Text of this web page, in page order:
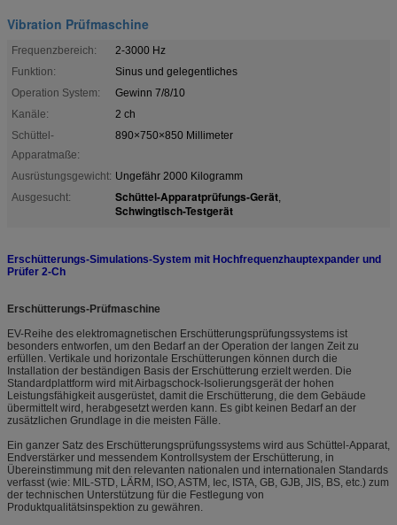
Vibration Prüfmaschine
Frequenzbereich:
2-3000 Hz
Funktion:
Sinus und gelegentliches
Operation System:
Gewinn 7/8/10
Kanäle:
2 ch
Schüttel-
Apparatmaße:
890×750×850 Millimeter
Ausrüstungsgewicht: Ungefähr 2000 Kilogramm
Ausgesucht:
Schüttel-Apparatprüfungs-Gerät,
Schwingtisch-Testgerät
Erschütterungs-Simulations-System mit Hochfrequenzhauptexpander und
Prüfer 2-Ch
Erschütterungs-Prüfmaschine
EV-Reihe des elektromagnetischen Erschütterungsprüfungssystems ist
besonders entworfen, um den Bedarf an der Operation der langen Zeit zu
erfüllen. Vertikale und horizontale Erschütterungen können durch die
Installation der beständigen Basis der Erschütterung erzielt werden. Die
Standardplattform wird mit Airbagschock-Isolierungsgerät der hohen
Leistungsfähigkeit ausgerüstet, damit die Erschütterung, die dem Gebäude
übermittelt wird, herabgesetzt werden kann. Es gibt keinen Bedarf an der
zusätzlichen Grundlage in die meisten Fälle.
Ein ganzer Satz des Erschütterungsprüfungssystems wird aus Schüttel-Apparat,
Endverstärker und messendem Kontrollsystem der Erschütterung, in
Übereinstimmung mit den relevanten nationalen und internationalen Standards
verfasst (wie: MIL-STD, LÄRM, ISO, ASTM, Iec, ISTA, GB, GJB, JIS, BS, etc.) zum
der technischen Unterstützung für die Festlegung von
Produktqualitätsinspektion zu gewähren.